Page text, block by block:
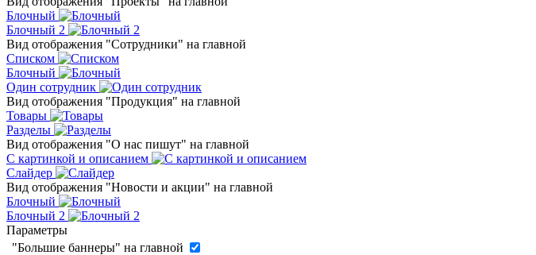
Блочный
Блочный 2
Вид отображения "Сотрудники" на главной
Списком
Блочный
Один сотрудник
Вид отображения "Продукция" на главной
Товары
Разделы
Вид отображения "О нас пишут" на главной
С картинкой и описанием
Слайдер
Вид отображения "Новости и акции" на главной
Блочный
Блочный 2
Параметры
"Большие баннеры" на главной